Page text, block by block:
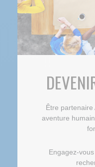
Être
aventure
Engagez-